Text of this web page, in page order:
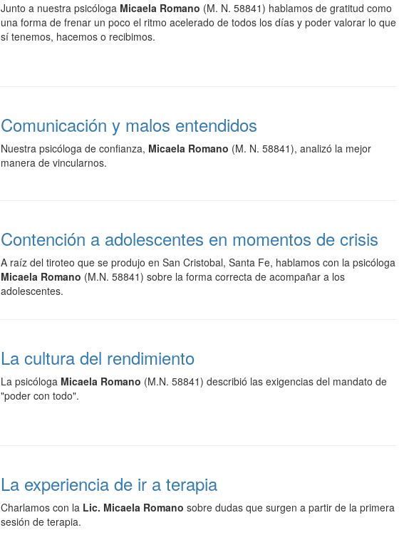
Junto a nuestra psicóloga Micaela Romano (M. N. 58841) hablamos de gratitud como
una forma de frenar un poco el ritmo acelerado de todos los días y poder valorar lo que
sí tenemos, hacemos o recibimos.
Comunicación y malos entendidos
Nuestra psicóloga de confianza, Micaela Romano (M. N. 58841), analizó la mejor
manera de vincularnos.
Contención a adolescentes en momentos de crisis
A raíz del tiroteo que se produjo en San Cristobal, Santa Fe, hablamos con la psicóloga
Micaela Romano (M.N. 58841) sobre la forma correcta de acompañar a los
adolescentes.
La cultura del rendimiento
La psicóloga Micaela Romano (M.N. 58841) describió las exigencias del mandato de
"poder con todo".
La experiencia de ir a terapia
Charlamos con la Lic. Micaela Romano sobre dudas que surgen a partir de la primera
sesión de terapia.